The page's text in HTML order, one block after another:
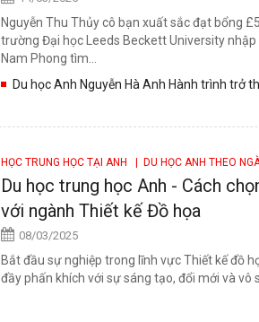
Nguyễn Thu Thủy cô bạn xuất sắc đạt bổng
trường Đại học Leeds Beckett University
Nam Phong tìm...
Du học Anh Nguyễn Hà Anh Hành trình trở
HỌC TRUNG HỌC TẠI ANH | DU HỌC ANH THEO
Du học trung học Anh - Cách
với ngành Thiết kế Đồ họa
08/03/2025
Bắt đầu sự nghiệp trong lĩnh vực Thiết kế đồ
đầy phấn khích với sự sáng tạo, đổi mới và vô